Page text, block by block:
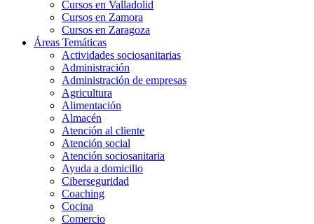
Cursos en Valladolid
Cursos en Zamora
Cursos en Zaragoza
Áreas Temáticas
Actividades sociosanitarias
Administración
Administración de empresas
Agricultura
Alimentación
Almacén
Atención al cliente
Atención social
Atención sociosanitaria
Ayuda a domicilio
Ciberseguridad
Coaching
Cocina
Comercio